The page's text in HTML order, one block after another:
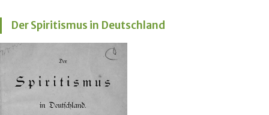
Der Spiritismus in Deutschland